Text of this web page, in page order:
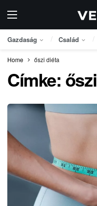
Gazdaság Család
Home őszi diéta
Címke: